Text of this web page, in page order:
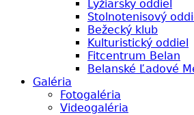
Lyžiarsky oddiel
Stolnotenisový
Bežecký klub
Kulturistický oddiel
Fitcentrum Belan
Belanské Ľadové
Galéria
Fotogaléria
Videogaléria